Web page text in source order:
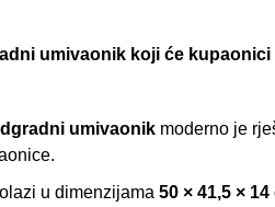
umivaonik koji će
umivaonikmoderno je
u dimenzijama 50 × 41,5 × 14